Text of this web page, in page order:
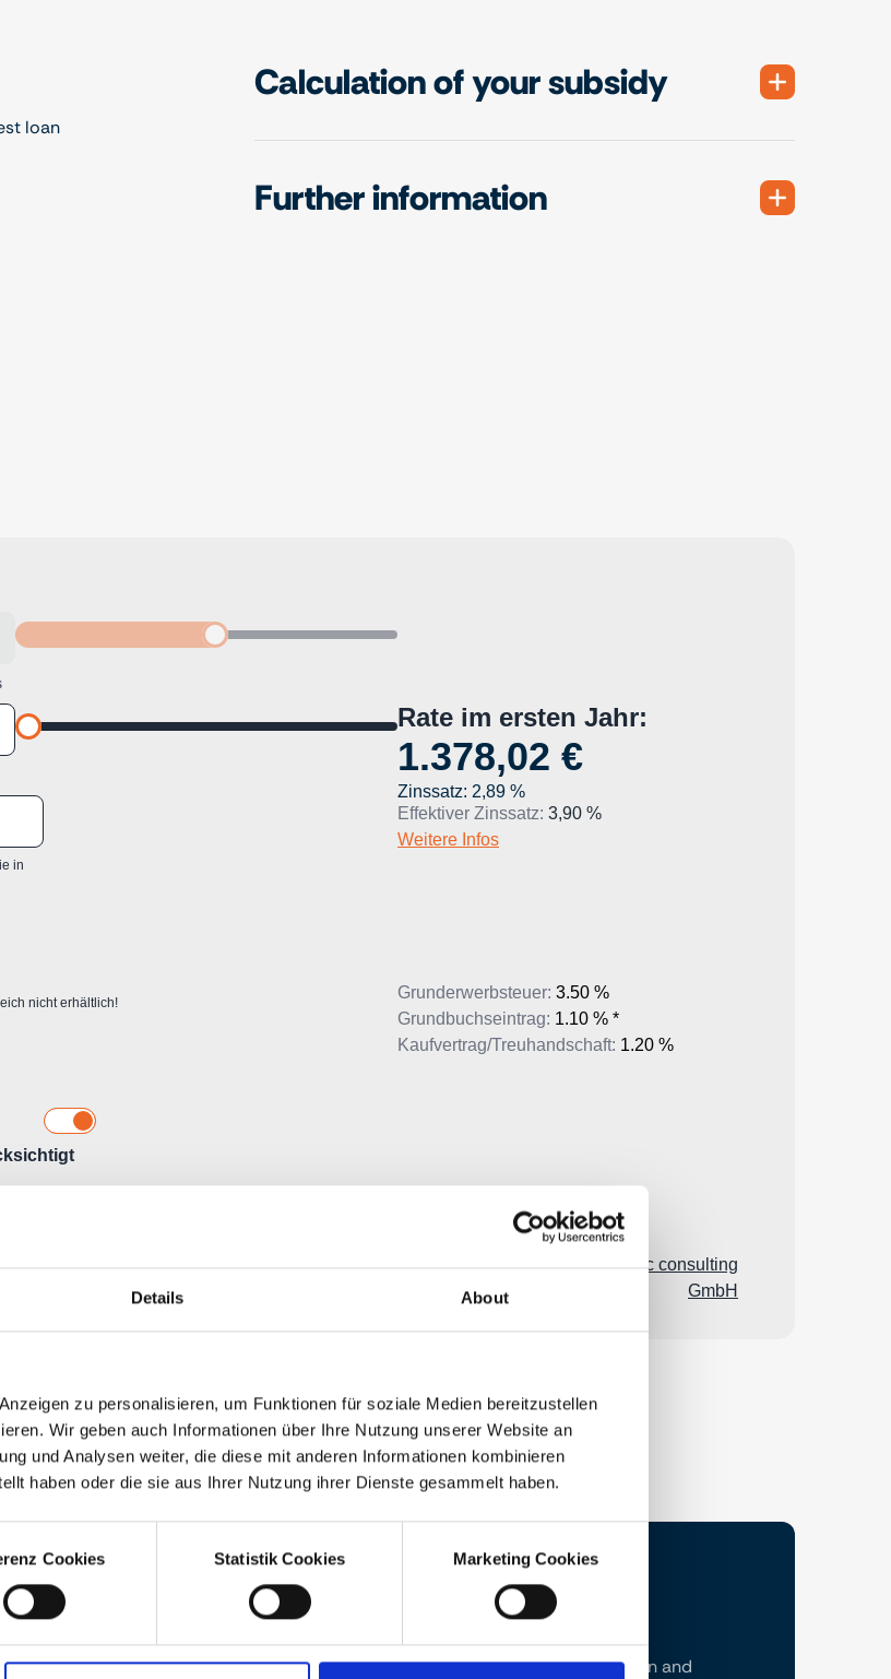
Details About
zu personalisieren, um Funktionen für soziale Medien bereitzustellen
Wir geben auch Informationen über Ihre Nutzung unserer Website an
und Analysen weiter, die diese mit anderen Informationen kombinieren
haben oder die sie aus Ihrer Nutzung ihrer Dienste gesammelt haben.
Cookies Statistik Cookies Marketing Cookies
loan
Calculation of your subsidy
Further information
Downloads
Find the project brochure and the construction and